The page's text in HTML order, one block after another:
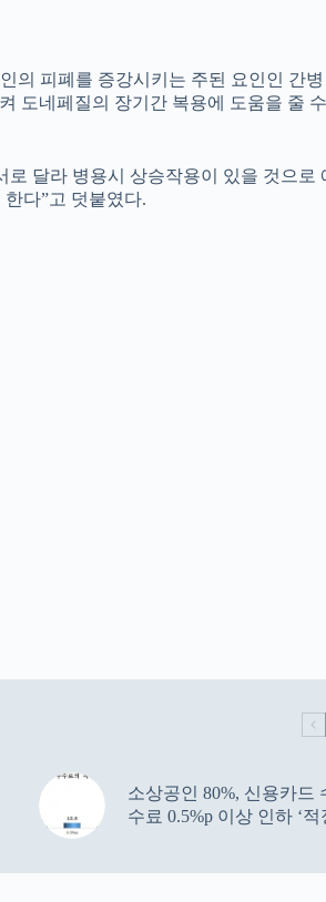
의 피폐를 증강시키는 주된 요인인 간
도네페질의 장기간 복용에 도움을 줄
달라 병용시 상승작용이 있을 것으로
다”고 덧붙였다.
소상공인 80%, 신용카드
수료 0.5%p 이상 인하 ‘적